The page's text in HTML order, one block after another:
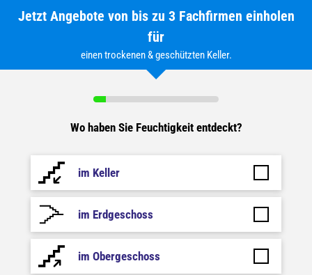
Jetzt Angebote von bis zu 3 Fachfirmen einholen
für
einen trockenen & geschützten Keller.
Wo haben Sie Feuchtigkeit entdeckt?
im Keller
im Erdgeschoss
im Obergeschoss